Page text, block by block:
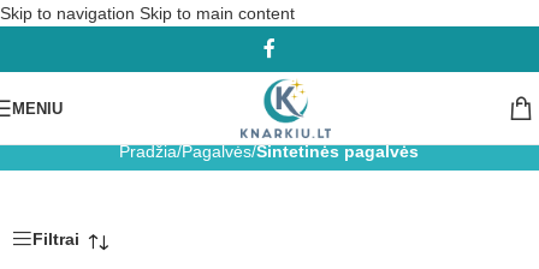
Skip to navigation Skip to main content
MENIU Sintetinės pagalvės
Pradžia/Pagalvės/Sintetinės pagalvės
Filtrai